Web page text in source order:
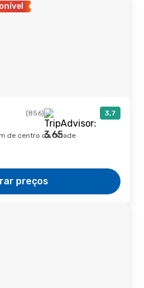
(856) 3,7
de centro da cidade
preços